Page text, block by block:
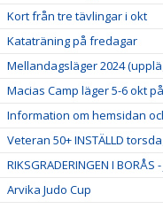
Kort från tre tävlingar i okt
Kataträning på fredagar
Mellandagsläger 2024
Macias Camp läger 5-6 okt
Information om hemsidan
Veteran 50+ INSTÄLLD
RIKSGRADERINGEN I
Arvika Judo Cup